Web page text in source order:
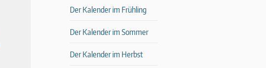
Der Kalender im Frühling
Der Kalender im Sommer
Der Kalender im Herbst